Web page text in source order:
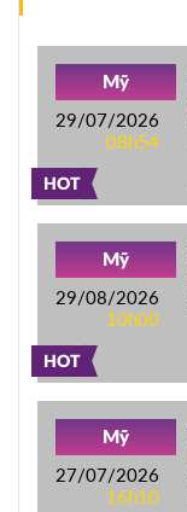
HOT
Mỹ
29/07/2026
08h54
HOT
Mỹ
29/08/2026
10h00
Mỹ
27/07/2026
16h10